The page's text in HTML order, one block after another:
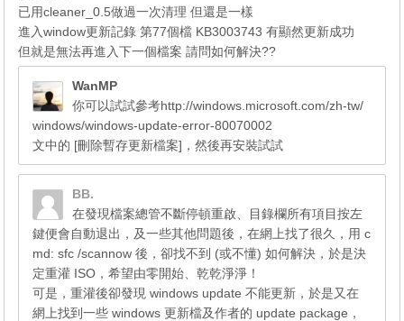
已用cleaner_0.5做過一次清理 但還是一樣
進入window更新記錄 第77個檔 KB3003743 有顯然更新成功
但就是無法再進入下一個檔案 請問如何解決??
WanMP
你可以試試參考http://windows.microsoft.com/zh-tw/
windows/windows-update-error-80070002
文中的 [刪除暫存更新檔案]，然後再安裝試試
BB.
在發現檔案總管不斷停頓重啟、目錄欄所有項目按左
鍵便會自動退出，及一些其他問題後，在網上找了很久，用 c
md: sfc /scannow 後，卻找不到 (或不懂) 如何解決，於是決
定重灌 ISO，希望由零開始、乾乾淨淨！
可是，重灌後卻發現 windows update 不能更新，於是又在
網上找到一些 windows 更新檔及作者的 update package，